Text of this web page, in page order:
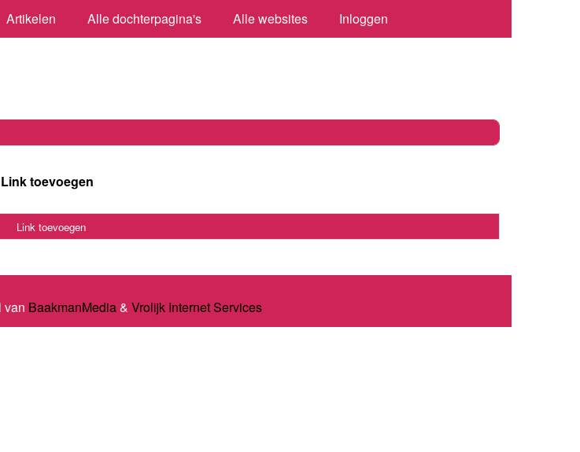
Artikelen Alle dochterpagina's Alle websites Inloggen
Link toevoegen
Link toevoegen
van BaakmanMedia& Vrolijk Internet Services